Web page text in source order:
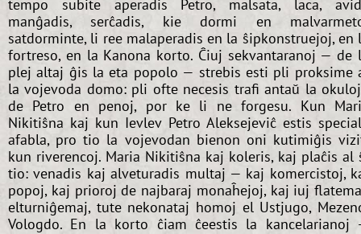
tempo subite aperadis Petro, malsata, laca,
manĝadis, serĉadis, kie dormi en
satdorminte, li ree malaperadis en la ŝipkonstruejoj, en
fortreso, en la Kanona korto. Ĉiuj sekvantaranoj — de
plej altaj ĝis la eta popolo — strebis esti pli proksime
la vojevoda domo: pli ofte necesis trafi antaŭ la
de Petro en penoj, por ke li ne forgesu. Kun
Nikitiŝna kaj kun Ievlev Petro Aleksejeviĉ estis
afabla, pro tio la vojevodan bienon oni kutimiĝis
kun riverencoj. Maria Nikitiŝna kaj koleris, kaj plaĉis al
tio: venadis kaj alveturadis multaj — kaj komercistoj,
popoj, kaj prioroj de najbaraj monaĥejoj, kaj iuj
elturniĝemaj, tute nekonataj homoj el Ustjugo,
Vologdo. En la korto ĉiam ĉeestis la kancelarianoj